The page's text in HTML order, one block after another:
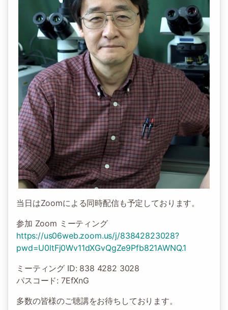
当日はZoomによる同時配信も予定しております。
参加 Zoom ミーティング
https://us06web.zoom.us/j/83842823028?
pwd=U0ltFj0Wv11dXGvQgZe9Pfb821AWNQ.1
ミーティング ID: 838 4282 3028
パスコード: 7EfXnG
多数の皆様のご聴講をお待ちしております。